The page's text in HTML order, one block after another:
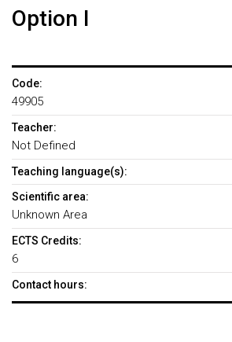
Option I
Code:
49905
Teacher:
Not Defined
Teaching language(s):
Scientific area:
Unknown Area
ECTS Credits:
6
Contact hours: